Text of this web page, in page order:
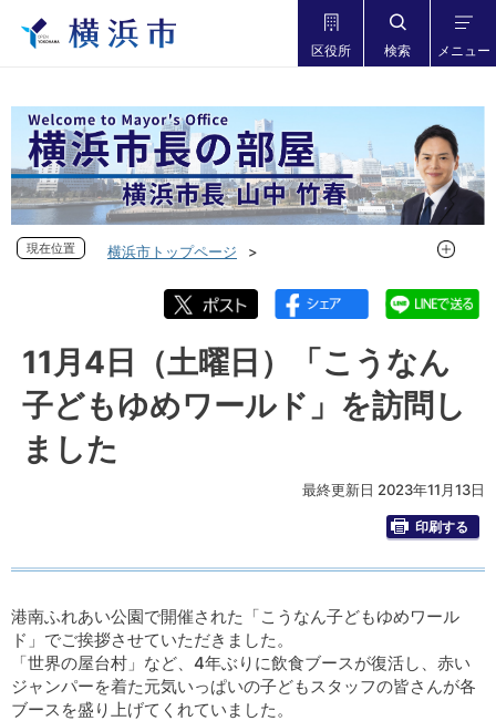
区役所 検索 メニュー
現在位置
横浜市トップページ
フォトダイアリー 2023年度
フォトダイアリー 2023年11月
11月4日（土曜日）「こうなん子どもゆめワールド」を訪問し
ました
現在位
11月4日（土曜日）「こうなん
子どもゆめワールド」を訪問し
ました
最終更新日 2023年11月13日
印刷する
港南ふれあい公園で開催された「こうなん子どもゆめワール
ド」でご挨拶させていただきました。
「世界の屋台村」など、4年ぶりに飲食ブースが復活し、赤い
ジャンパーを着た元気いっぱいの子どもスタッフの皆さんが各
ブースを盛り上げてくれていました。